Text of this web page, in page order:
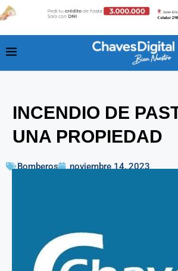
INCENDIO DE
UNA PROPIEDAD
Bomberos noviembre 14, 2023